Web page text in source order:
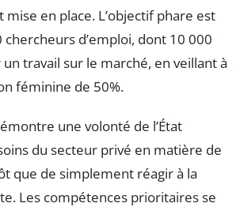
mise en place. L’objectif phare est
d’emploi, dont 10 000
travail sur le marché, en veillant à
féminine de 50%.
une volonté de l’État
du secteur privé en matière de
que de simplement réagir à la
Les compétences prioritaires se